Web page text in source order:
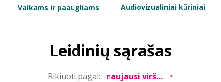
Bibliotekoms
Vaikams ir paaugliams Audiovizualiniai kūriniai
Leidinių sąrašas
Rikiuoti pagal: